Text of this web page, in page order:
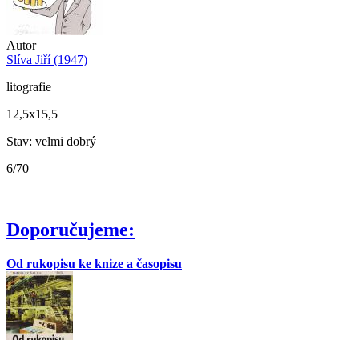
Autor
Slíva Jiří (1947)
litografie
12,5x15,5
Stav: velmi dobrý
6/70
Doporučujeme:
Od rukopisu ke knize a časopisu